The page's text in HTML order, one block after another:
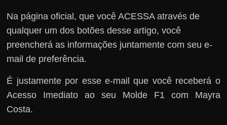
Na página oficial, que você ACESSA através de
qualquer um dos botões desse artigo, você
preencherá as informações juntamente com seu e-
mail de preferência.
É justamente por esse e-mail que você receberá o
Acesso Imediato ao seu Molde F1 com Mayra
Costa.